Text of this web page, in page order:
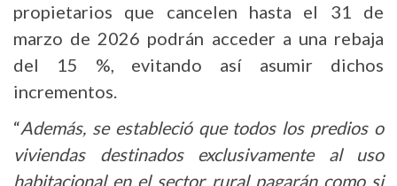
propietarios que cancelen hasta el 31 de
marzo de 2026 podrán acceder a una rebaja
del 15 %, evitando así asumir dichos
incrementos.
“Además, se estableció que todos los predios o
viviendas destinados exclusivamente al uso
habitacional en el sector rural pagarán como si